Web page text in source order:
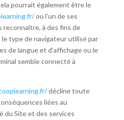
pourrait également être le
ou l’un de ses
à des fins de
type de navigateur utilisé par
de langue et d’affichage ou le
semble connecté à
décline toute
liées au
du Site et des services